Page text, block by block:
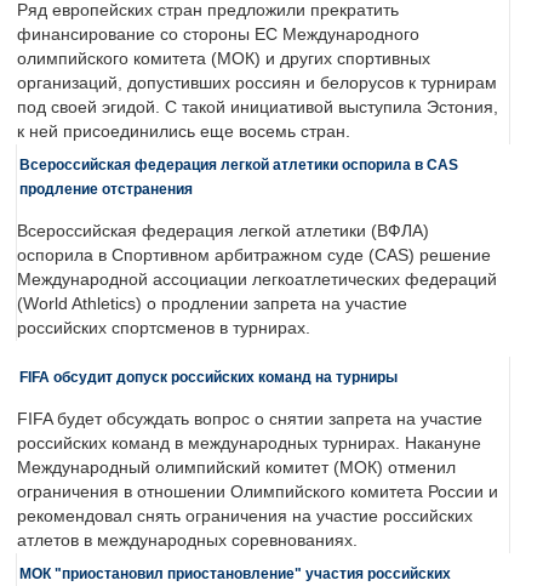
Ряд европейских стран предложили прекратить
финансирование со стороны ЕС Международного
олимпийского комитета (МОК) и других спортивных
организаций, допустивших россиян и белорусов к турнирам
под своей эгидой. С такой инициативой выступила Эстония,
к ней присоединились еще восемь стран.
Всероссийская федерация легкой атлетики оспорила в CAS
продление отстранения
Всероссийская федерация легкой атлетики (ВФЛА)
оспорила в Спортивном арбитражном суде (CAS) решение
Международной ассоциации легкоатлетических федераций
(World Athletics) о продлении запрета на участие
российских спортсменов в турнирах.
FIFA обсудит допуск российских команд на турниры
FIFA будет обсуждать вопрос о снятии запрета на участие
российских команд в международных турнирах. Накануне
Международный олимпийский комитет (МОК) отменил
ограничения в отношении Олимпийского комитета России и
рекомендовал снять ограничения на участие российских
атлетов в международных соревнованиях.
МОК "приостановил приостановление" участия российских